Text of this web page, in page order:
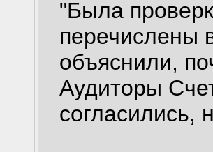
"Была
перечислены
объяснили,
Аудиторы
согласились,